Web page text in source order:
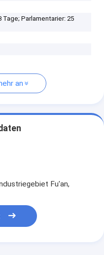
Tage; Parlamentarier: 25
an
Fu'an,